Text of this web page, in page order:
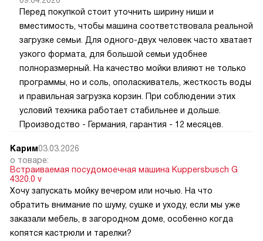
Перед покупкой стоит уточнить ширину ниши и
вместимость, чтобы машина соответствовала реальной
загрузке семьи. Для одного-двух человек часто хватает
узкого формата, для большой семьи удобнее
полноразмерный. На качество мойки влияют не только
программы, но и соль, ополаскиватель, жесткость воды
и правильная загрузка корзин. При соблюдении этих
условий техника работает стабильнее и дольше.
Производство - Германия, гарантия - 12 месяцев.
Карим03.03.2026
о товаре:
Встраиваемая посудомоечная машина Kuppersbusch G
4320.0 v
Хочу запускать мойку вечером или ночью. На что
обратить внимание по шуму, сушке и уходу, если мы уже
заказали мебель, в загородном доме, особенно когда
копятся кастрюли и тарелки?